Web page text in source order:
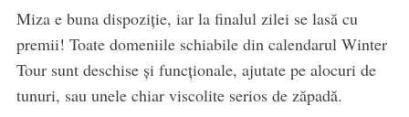
Miza e buna dispoziție, iar la finalul zilei se lasă cu
premii! Toate domeniile schiabile din calendarul Winter
Tour sunt deschise și funcționale, ajutate pe alocuri de
tunuri, sau unele chiar viscolite serios de zăpadă.